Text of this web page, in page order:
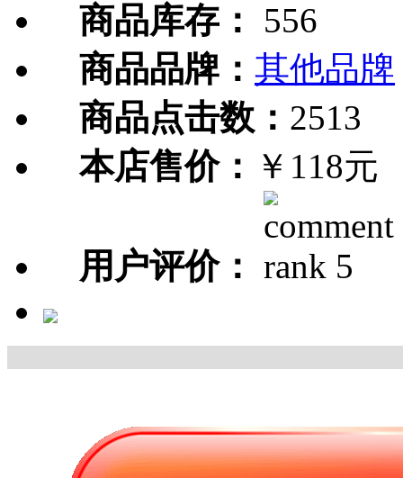
商品库存：
556
商品品牌： 其他品牌
商品点击数： 2513
本店售价： ￥118元
用户评价：